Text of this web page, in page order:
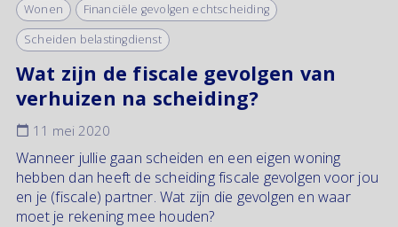
Wonen Financiële gevolgen echtscheiding
Scheiden belastingdienst
Wat zijn de fiscale gevolgen van
verhuizen na scheiding?
11 mei 2020
Wanneer jullie gaan scheiden en een eigen woning
hebben dan heeft de scheiding fiscale gevolgen voor jou
en je (fiscale) partner. Wat zijn die gevolgen en waar
moet je rekening mee houden?